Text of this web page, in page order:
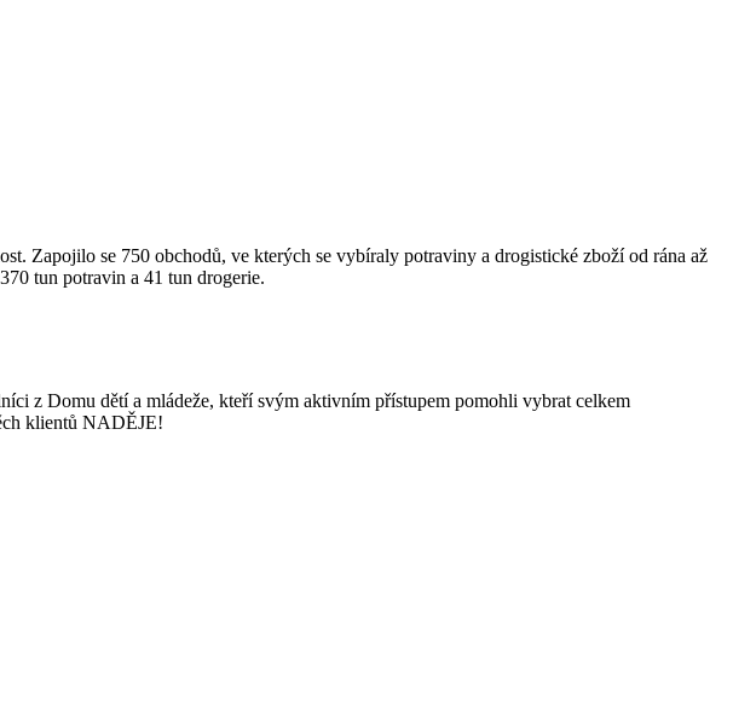
Zapojilo se 750 obchodů, ve kterých se vybíraly potraviny a drogistické zboží od rána až
tun potravin a 41 tun drogerie.
z Domu dětí a mládeže, kteří svým aktivním přístupem pomohli vybrat celkem
klientů NADĚJE!